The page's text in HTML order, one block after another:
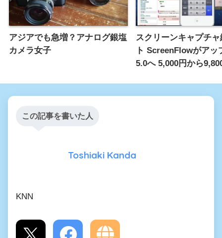
アジアでも急増？アナログ銀塩
カメラ女子
スクリーンキャプチ
ト ScreenFlowがアッ
5.0へ 5,000円から
この記事を書いた人
Toshiaki Kanda
KNN